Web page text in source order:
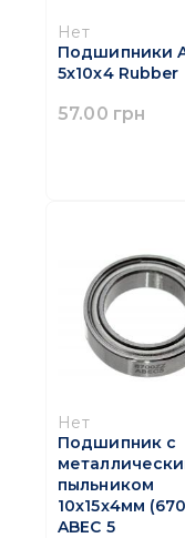
Нет
Подшипники
5x10x4 Rubber
57.00 грн
Нет
Подшипник с
пыльником
10x15x4мм
ABEC 5